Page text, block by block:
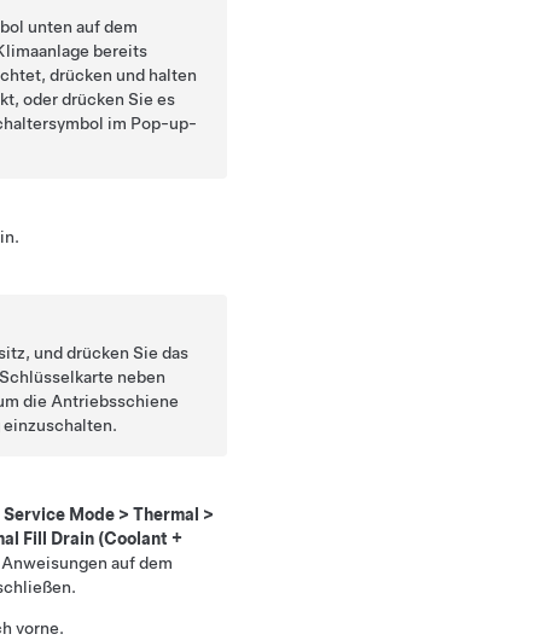
unten auf dem
bereits
drücken und halten
oder drücken Sie es
im Pop-up-
und drücken Sie das
neben
die Antriebsschiene
einzuschalten.
Service Mode > Thermal >
Fill Drain (Coolant +
auf dem
vorne.